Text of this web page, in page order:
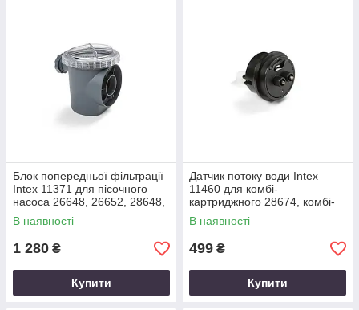
Блок попередньої фільтрації
Intex 11371 для пісочного
насоса 26648, 26652, 28648,
28652, комбі-пісочного
В наявності
1 280 ₴
Купити
Датчик потоку води Intex
11460 для комбі-
картриджного 28674, комбі-
пісочного 28676, 28678,
28680, 28682,
В наявності
499 ₴
Купити